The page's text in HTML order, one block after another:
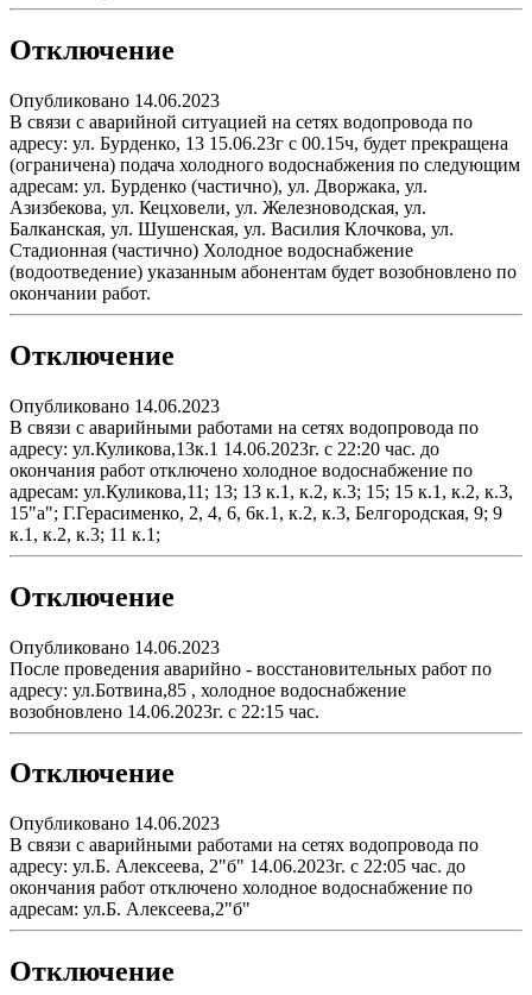
Отключение
Опубликовано 14.06.2023
В связи с аварийной ситуацией на сетях водопровода по
адресу: ул. Бурденко, 13 15.06.23г с 00.15ч, будет прекращена
(ограничена) подача холодного водоснабжения по следующим
адресам: ул. Бурденко (частично), ул. Дворжака, ул.
Азизбекова, ул. Кецховели, ул. Железноводская, ул.
Балканская, ул. Шушенская, ул. Василия Клочкова, ул.
Стадионная (частично) Холодное водоснабжение
(водоотведение) указанным абонентам будет возобновлено по
окончании работ.
Отключение
Опубликовано 14.06.2023
В связи с аварийными работами на сетях водопровода по
адресу: ул.Куликова,13к.1 14.06.2023г. с 22:20 час. до
окончания работ отключено холодное водоснабжение по
адресам: ул.Куликова,11; 13; 13 к.1, к.2, к.3; 15; 15 к.1, к.2, к.3,
15"а"; Г.Герасименко, 2, 4, 6, 6к.1, к.2, к.3, Белгородская, 9; 9
к.1, к.2, к.3; 11 к.1;
Отключение
Опубликовано 14.06.2023
После проведения аварийно - восстановительных работ по
адресу: ул.Ботвина,85 , холодное водоснабжение
возобновлено 14.06.2023г. с 22:15 час.
Отключение
Опубликовано 14.06.2023
В связи с аварийными работами на сетях водопровода по
адресу: ул.Б. Алексеева, 2"б" 14.06.2023г. с 22:05 час. до
окончания работ отключено холодное водоснабжение по
адресам: ул.Б. Алексеева,2"б"
Отключение